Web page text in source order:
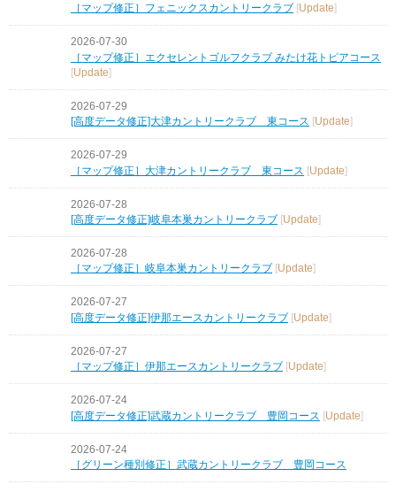
［マップ修正］フェニックスカントリークラブ [Update]
2026-07-30
［マップ修正］エクセレントゴルフクラブ みたけ花トピアコース
[Update]
2026-07-29
[高度データ修正]大津カントリークラブ 東コース [Update]
2026-07-29
［マップ修正］大津カントリークラブ 東コース [Update]
2026-07-28
[高度データ修正]岐阜本巣カントリークラブ [Update]
2026-07-28
［マップ修正］岐阜本巣カントリークラブ
Update
2026-07-27
[高度データ修正]伊那エースカントリークラブ [Update]
2026-07-27
［マップ修正］伊那エースカントリークラブ
Update
2026-07-24
[高度データ修正]武蔵カントリークラブ 豊岡コース [Update]
2026-07-24
［グリーン種別修正］武蔵カントリークラブ 豊岡コース